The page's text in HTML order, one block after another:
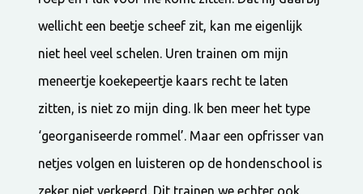
wellicht een beetje scheef zit, kan me eigenlijk
niet heel veel schelen. Uren trainen om mijn
meneertje koekepeertje kaars recht te laten
zitten, is niet zo mijn ding. Ik ben meer het type
‘georganiseerde rommel’. Maar een opfrisser van
netjes volgen en luisteren op de hondenschool is
zeker niet verkeerd. Dit trainen we echter ook